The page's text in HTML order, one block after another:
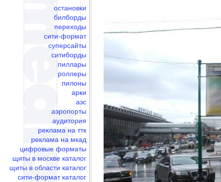
остановки
билборды
переходы
сити-формат
суперсайты
ситиборды
пиллары
роллеры
пилоны
арки
азс
аэропорты
аудитория
реклама на ттк
реклама на мкад
цифровые форматы
щиты в москве каталог
щиты в области каталог
сити-формат каталог